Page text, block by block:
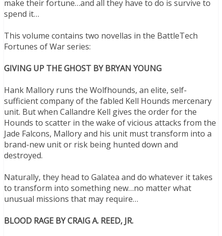
make their fortune…and all they have to do is survive to
spend it…
This volume contains two novellas in the BattleTech
Fortunes of War series:
GIVING UP THE GHOST BY BRYAN YOUNG
Hank Mallory runs the Wolfhounds, an elite, self-
sufficient company of the fabled Kell Hounds mercenary
unit. But when Callandre Kell gives the order for the
Hounds to scatter in the wake of vicious attacks from the
Jade Falcons, Mallory and his unit must transform into a
brand-new unit or risk being hunted down and
destroyed.
Naturally, they head to Galatea and do whatever it takes
to transform into something new…no matter what
unusual missions that may require…
BLOOD RAGE BY CRAIG A. REED, JR.